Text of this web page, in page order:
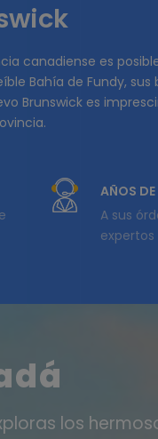
canadiense es
Bahía de Fundy,
Brunswick es
AÑOS DE
A sus
expertos
los